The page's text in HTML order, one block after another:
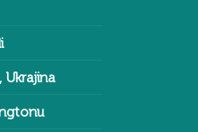
Ukrajina